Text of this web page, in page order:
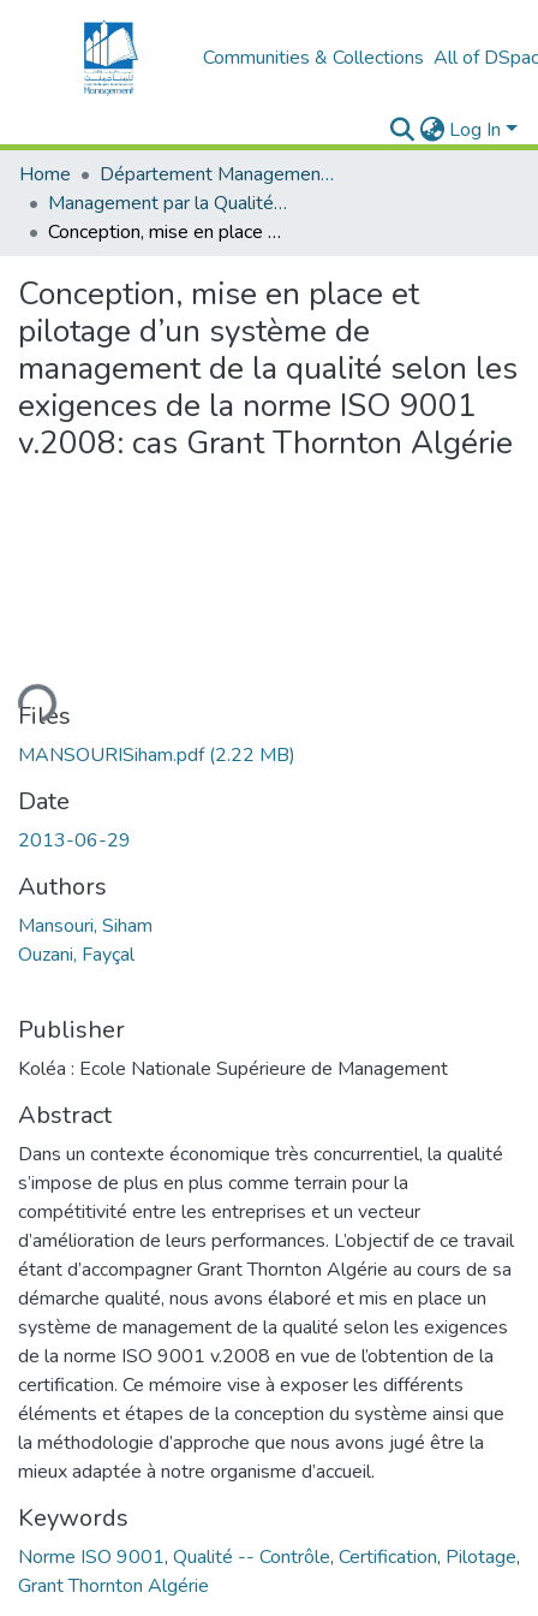
Communities & Collections All of
Log In
Home
Département Management Des Organisations
Management par la Qualité (MPQ)
Conception, mise en place et pilotage d’un système de management de la qualité selon les exigences de la norme ISO 9001 v.2008: cas Grant Thornton Algérie
Conception, mise en place et
pilotage d’un système de
management de la qualité selon les
exigences de la norme ISO 9001
v.2008: cas Grant Thornton Algérie
Files
MANSOURISiham.pdf(2.22 MB)
Date
2013-06-29
Authors
Mansouri, Siham
Ouzani, Fayçal
Publisher
Koléa : Ecole Nationale Supérieure de Management
Abstract
Dans un contexte économique très concurrentiel, la qualité
s’impose de plus en plus comme terrain pour la
compétitivité entre les entreprises et un vecteur
d’amélioration de leurs performances. L’objectif de ce travail
étant d’accompagner Grant Thornton Algérie au cours de sa
démarche qualité, nous avons élaboré et mis en place un
système de management de la qualité selon les exigences
de la norme ISO 9001 v.2008 en vue de l’obtention de la
certification. Ce mémoire vise à exposer les différents
éléments et étapes de la conception du système ainsi que
la méthodologie d’approche que nous avons jugé être la
mieux adaptée à notre organisme d’accueil.
Keywords
Norme ISO 9001, Qualité -- Contrôle, Certification, Pilotage,
Grant Thornton Algérie